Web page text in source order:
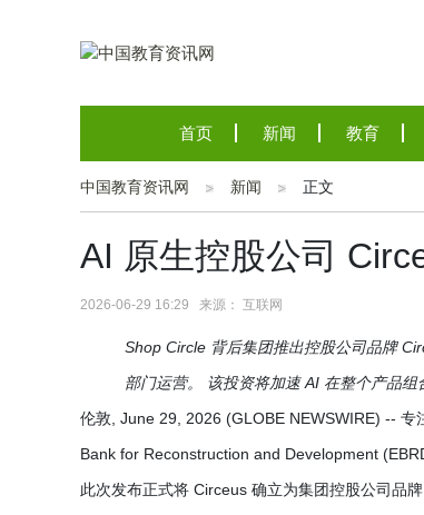
首页 新闻 教育
中国教育资讯网 新闻 正文
AI 原生控股公司
2026-06-29 16:29 来源： 互联网
Shop Circle 背后集团推出控股公司品牌
部门运营。 该投资将加速 AI 在整个产品
伦敦, June 29, 2026 (GLOBE NEWSWIRE) --
Bank for Reconstruction and Development
此次发布正式将 Circeus 确立为集团控股公司品